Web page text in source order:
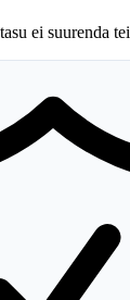
ei suurenda